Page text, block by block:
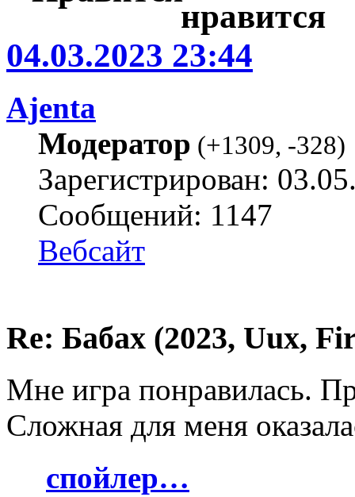
04.03.2023 23:44
Ajenta
Модератор (+1309, -328)
Зарегистрирован:
Сообщений: 1147
Вебсайт
Re: Бабах (2023, Uux,
Мне игра понравилась.
Сложная для меня
спойлер…